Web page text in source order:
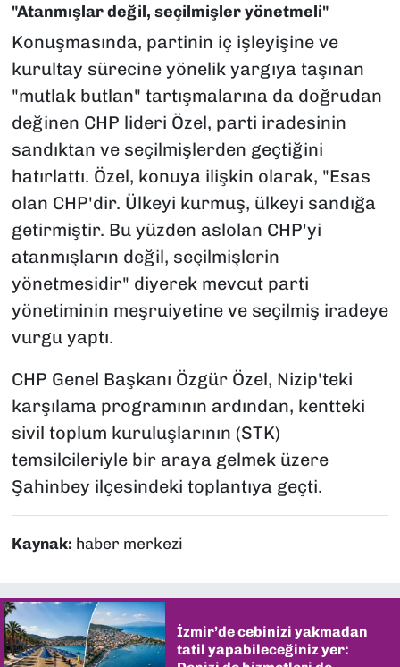
"Atanmışlar değil, seçilmişler yönetmeli"
Konuşmasında, partinin iç işleyişine ve
kurultay sürecine yönelik yargıya taşınan
"mutlak butlan" tartışmalarına da doğrudan
değinen CHP lideri Özel, parti iradesinin
sandıktan ve seçilmişlerden geçtiğini
hatırlattı. Özel, konuya ilişkin olarak, "Esas
olan CHP'dir. Ülkeyi kurmuş, ülkeyi sandığa
getirmiştir. Bu yüzden aslolan CHP'yi
atanmışların değil, seçilmişlerin
yönetmesidir" diyerek mevcut parti
yönetiminin meşruiyetine ve seçilmiş iradeye
vurgu yaptı.
CHP Genel Başkanı Özgür Özel, Nizip'teki
karşılama programının ardından, kentteki
sivil toplum kuruluşlarının (STK)
temsilcileriyle bir araya gelmek üzere
Şahinbey ilçesindeki toplantıya geçti.
Kaynak: haber merkezi
İzmir’de cebinizi yakmadan
tatil yapabileceğiniz yer: